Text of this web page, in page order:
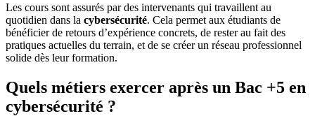
Les cours sont assurés par des intervenants qui travaillent au
quotidien dans la cybersécurité. Cela permet aux étudiants de
bénéficier de retours d’expérience concrets, de rester au fait des
pratiques actuelles du terrain, et de se créer un réseau professionnel
solide dès leur formation.
Quels métiers exercer après un Bac +5 en
cybersécurité ?